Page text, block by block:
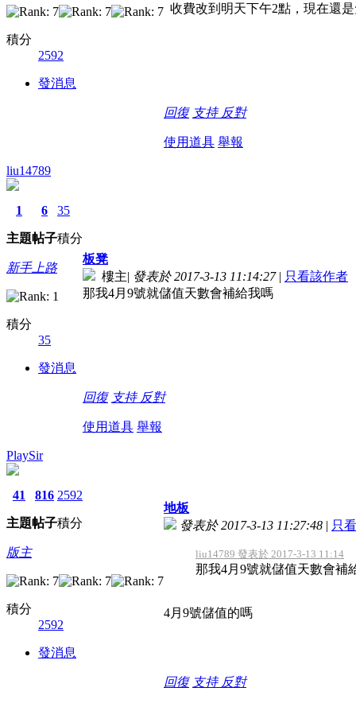
積分
2592
發消息
收費改到明天下午2點，現在還
回復 支持 反對
使用道具 舉報
liu14789
1
主題
6
帖子
35
積分
新手上路
積分
35
發消息
板凳
樓主| 發表於 2017-3-13 11:14:27 | 只看該作者
那我4月9號就儲值天數會補給我嗎
回復 支持 反對
使用道具 舉報
PlaySir
41
主題
816
帖子
2592
積分
版主
積分
2592
發消息
地板
發表於 2017-3-13 11:27:48 | 只
liu14789 發表於 2017-3-13 11:14
那我4月9號就儲值天數會補
4月9號儲值的嗎
回復 支持 反對